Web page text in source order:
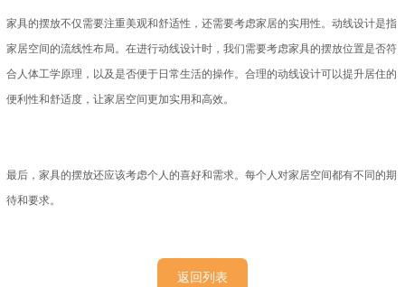
家具的摆放不仅需要注重美观和舒适性，还需要考虑家居的实用性。动线设计是指
家居空间的流线性布局。在进行动线设计时，我们需要考虑家具的摆放位置是否符
合人体工学原理，以及是否便于日常生活的操作。合理的动线设计可以提升居住的
便利性和舒适度，让家居空间更加实用和高效。
最后，家具的摆放还应该考虑个人的喜好和需求。每个人对家居空间都有不同的期
待和要求。
返回列表